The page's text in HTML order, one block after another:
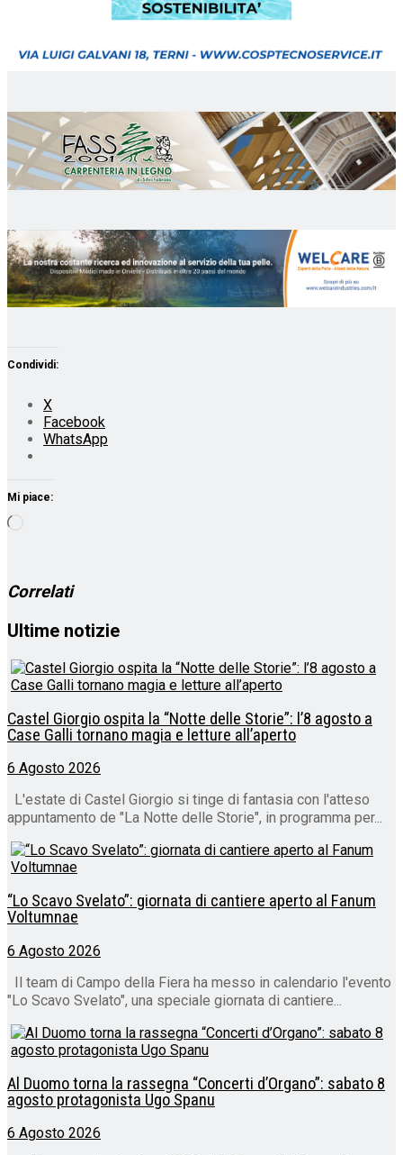
Condividi:
X
Facebook
WhatsApp
Mi piace:
Correlati
Ultime notizie
Castel Giorgio ospita la “Notte delle Storie”: l’8 agosto a
Case Galli tornano magia e letture all’aperto
6 Agosto 2026
L'estate di Castel Giorgio si tinge di fantasia con l'atteso
appuntamento de "La Notte delle Storie", in programma per...
“Lo Scavo Svelato”: giornata di cantiere aperto al Fanum
Voltumnae
6 Agosto 2026
Il team di Campo della Fiera ha messo in calendario l'evento
"Lo Scavo Svelato", una speciale giornata di cantiere...
Al Duomo torna la rassegna “Concerti d’Organo”: sabato 8
agosto protagonista Ugo Spanu
6 Agosto 2026